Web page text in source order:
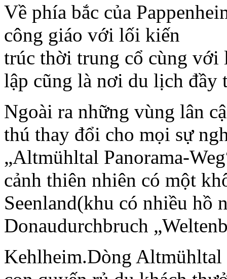
Về phía bắc của
công giáo với lối kiến
trúc thời trung cổ cùng
lập cũng là nơi du lịch đầy
Ngoài ra những vùng lân
thú thay đổi cho mọi sự
„Altmühltal Panorama-
cảnh thiên nhiên có một
Seenland(khu có nhiều hồ
Donaudurchbruch
Kehlheim.Dòng